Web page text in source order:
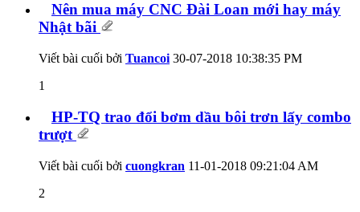
Nên mua máy CNC Đài Loan mới hay máy
Nhật bãi
Viết bài cuối bởi Tuancoi 30-07-2018 10:38:35 PM
1
HP-TQ trao đổi bơm dầu bôi trơn lấy combo
trượt
Viết bài cuối bởi cuongkran 11-01-2018 09:21:04 AM
2